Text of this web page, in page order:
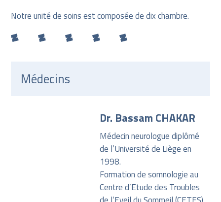
Notre unité de soins est composée de dix chambre.
Médecins
Dr. Bassam CHAKAR
Médecin neurologue diplômé
de l’Université de Liège en
1998.
Formation de somnologie au
Centre d’Etude des Troubles